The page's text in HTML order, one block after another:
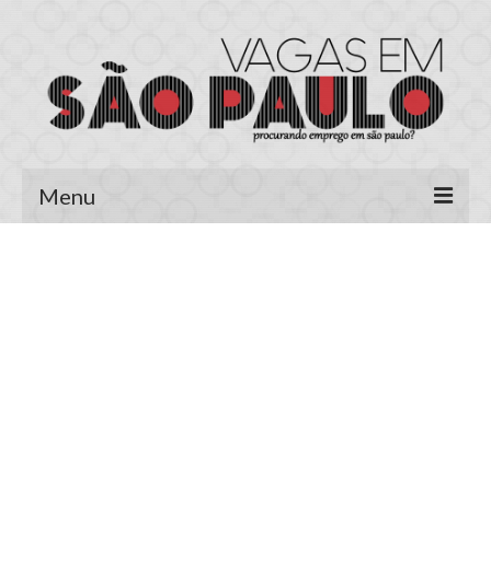
Menu